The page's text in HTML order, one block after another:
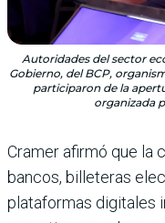
Autoridades del sector
Gobierno, del BCP,
participaron de la
organizada
Cramer afirmó que la
bancos, billeteras
plataformas digitales